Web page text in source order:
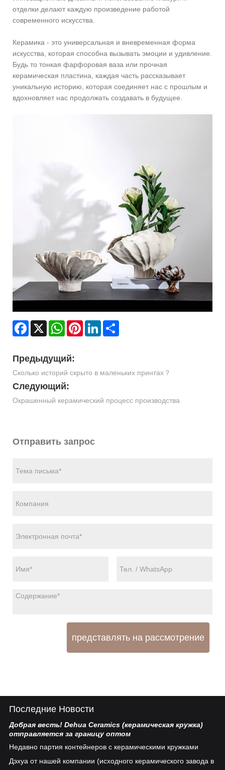
отделки делают каждую произведение работой
современного искусства.
Керамика - это универсальная и вневременная форма
искусства, которая способна вызывать эмоции и удивление.
Будь то тонкая фарфоровая ваза или прочная
керамическая пластина, каждая часть рассказывает
уникальную историю, которая соединяет нас с прошлым и
вдохновляет нас продолжать создавать в будущее.
Facebook
X WhatsAppPinterestLinkedIn
Предыдущий:
Сколько историй скрыто в маленьких принтах？
Следующий:
Окрашенный керамический процесс производства
Отправить запрос
представлять на рассмотрение
Последние Новости
Добрая весть! Dehua Ceramics (керамическая кружка)
отправляется за границу оптом
Недавно партия контейнеров с керамическими кружками
Дэхуа от нашей компании (исходного керамического завода в